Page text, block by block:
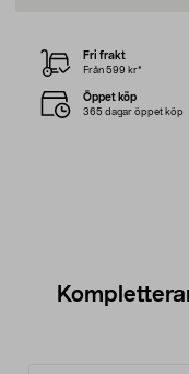
Fri frakt
Från 599 kr*
Öppet köp
365 dagar öppet köp